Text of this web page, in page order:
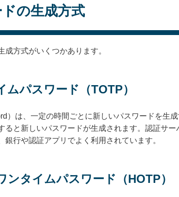
の生成方式
方式がいくつかあります。
パスワード（TOTP）
）は、一定の時間ごとに新しいパスワードを生
ると新しいパスワードが生成されます。認証サ
行や認証アプリでよく利用されています。
タイムパスワード（HOTP）